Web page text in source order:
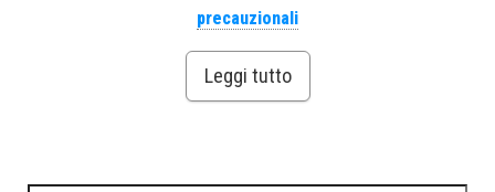
precauzionali
Leggi tutto